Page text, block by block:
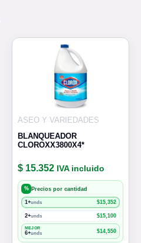
ASEO Y VARIEDADES
BLANQUEADOR
CLOROXX3800X4*
$ 15.352 IVA incluido
% Precios por cantidad
1+unds $15,352
2+unds $15,100
MEJOR
6+unds $14,550